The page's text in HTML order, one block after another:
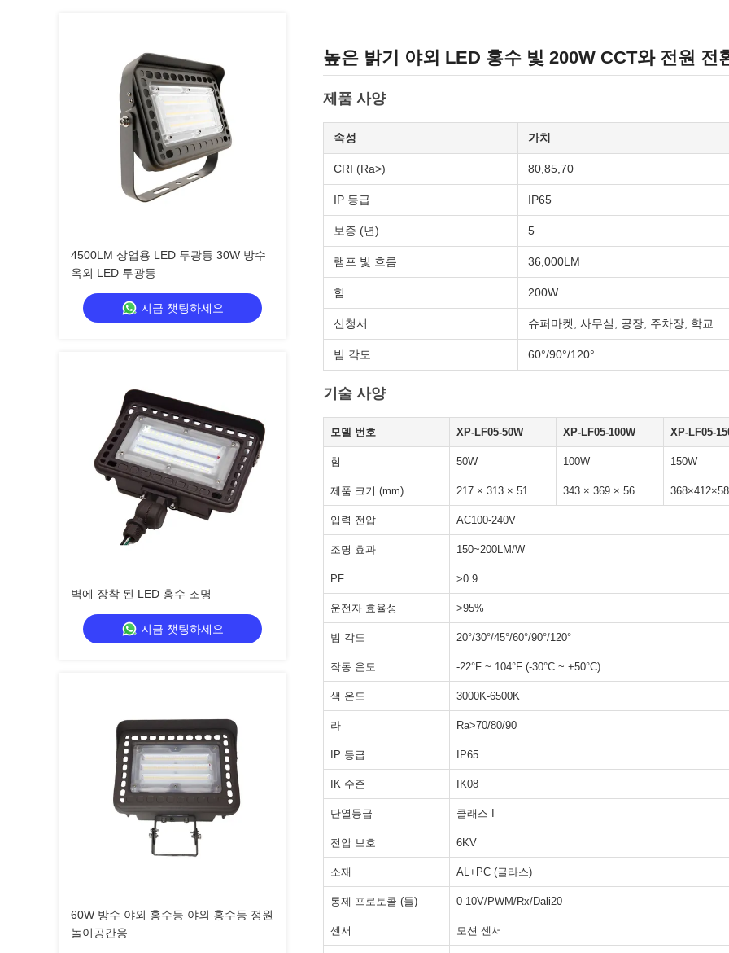
4500LM 상업용 LED 투광등 30W 방수
옥외 LED 투광등
지금 챗팅하세요
벽에 장착 된 LED 홍수 조명
지금 챗팅하세요
60W 방수 야외 홍수등 야외 홍수등 정원
놀이공간용
높은 밝기 야외 LED 홍수 빛 200W CCT와 전원 전
제품 사양
속성 가치
CRI (Ra>) 80,85,70
IP 등급 IP65
보증 (년) 5
램프 빛 흐름 36,000LM
힘 200W
신청서 슈퍼마켓, 사무실, 공장, 주차장, 학교
빔 각도 60°/90°/120°
기술 사양
모델 번호 XP-LF05-50W XP-LF05-100W XP-LF05-
힘 50W 100W 150W
제품 크기 (mm) 217 × 313 × 51 343 × 369 × 56 368×412×58
입력 전압 AC100-240V
조명 효과 150~200LM/W
PF >0.9
운전자 효율성 >95%
빔 각도 20°/30°/45°/60°/90°/120°
작동 온도 -22°F ~ 104°F (-30°C ~ +50°C)
색 온도 3000K-6500K
라 Ra>70/80/90
IP 등급 IP65
IK 수준 IK08
단열등급 클래스 I
전압 보호 6KV
소재 AL+PC (글라스)
통제 프로토콜 (들) 0-10V/PWM/Rx/Dali20
센서 모션 센서